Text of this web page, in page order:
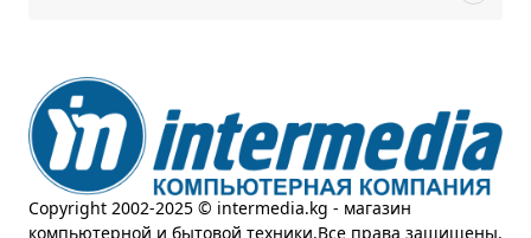
Copyright 2002-2025 © intermedia.kg - магазин
компьютерной и бытовой техники.Все права защищены.